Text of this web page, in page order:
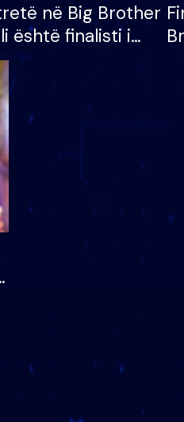
në Big Brother
është finalisti i
lë shtëpinë